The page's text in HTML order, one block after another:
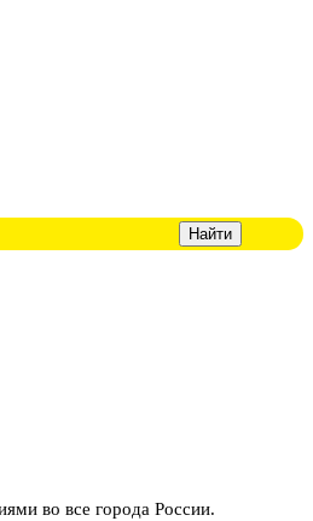
во все города России.